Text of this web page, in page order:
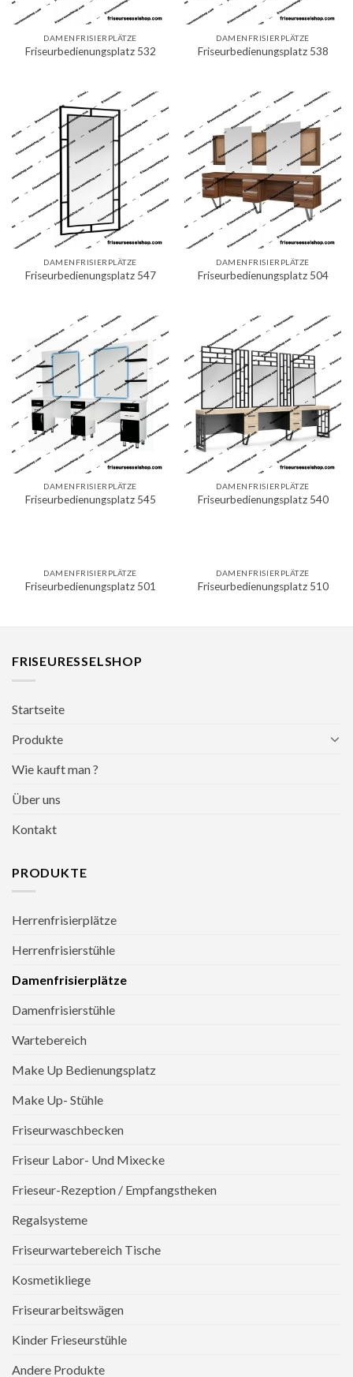
DAMENFRISIERPLÄTZE
Friseurbedienungsplatz 532
DAMENFRISIERPLÄTZE
Friseurbedienungsplatz 538
DAMENFRISIERPLÄTZE
Friseurbedienungsplatz 547
DAMENFRISIERPLÄTZE
Friseurbedienungsplatz 504
DAMENFRISIERPLÄTZE
Friseurbedienungsplatz 545
DAMENFRISIERPLÄTZE
Friseurbedienungsplatz 540
DAMENFRISIERPLÄTZE
Friseurbedienungsplatz 501
DAMENFRISIERPLÄTZE
Friseurbedienungsplatz 510
FRISEURESSELSHOP
Startseite
Produkte
Wie kauft man ?
Über uns
Kontakt
PRODUKTE
Herrenfrisierplätze
Herrenfrisierstühle
Damenfrisierplätze
Damenfrisierstühle
Wartebereich
Make Up Bedienungsplatz
Make Up- Stühle
Friseurwaschbecken
Friseur Labor- Und Mixecke
Frieseur-Rezeption / Empfangstheken
Regalsysteme
Friseurwartebereich Tische
Kosmetikliege
Friseurarbeitswägen
Kinder Frieseurstühle
Andere Produkte